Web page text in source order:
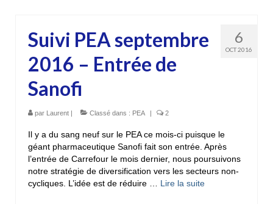
6
OCT 2016
Suivi PEA septembre
2016 – Entrée de
Sanofi
par Laurent | Classé dans : PEA | 2
Il y a du sang neuf sur le PEA ce mois-ci puisque le
géant pharmaceutique Sanofi fait son entrée. Après
l’entrée de Carrefour le mois dernier, nous poursuivons
notre stratégie de diversification vers les secteurs non-
cycliques. L’idée est de réduire … Lire la suite­­